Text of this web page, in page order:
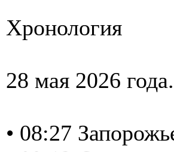
Хронология
28 мая 2026 года.
• 08:27